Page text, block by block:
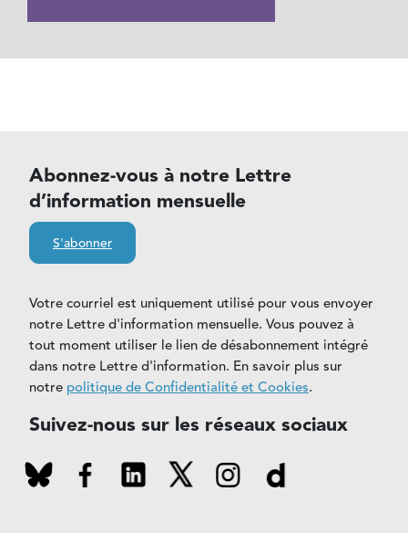
Abonnez-vous à notre Lettre
d’information mensuelle
S'abonner
Votre courriel est uniquement utilisé pour vous envoyer
notre Lettre d'information mensuelle. Vous pouvez à
tout moment utiliser le lien de désabonnement intégré
dans notre Lettre d'information. En savoir plus sur
notre politique de Confidentialité et Cookies.
Suivez-nous sur les réseaux sociaux